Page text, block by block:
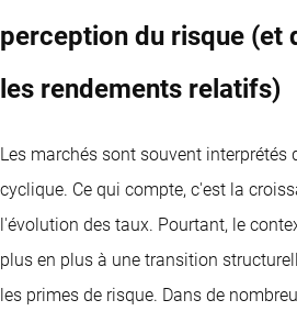
perception du risque (et
les rendements relatifs)
Les marchés sont souvent interprétés
cyclique. Ce qui compte, c'est la
l'évolution des taux. Pourtant, le
plus en plus à une transition
les primes de risque. Dans de